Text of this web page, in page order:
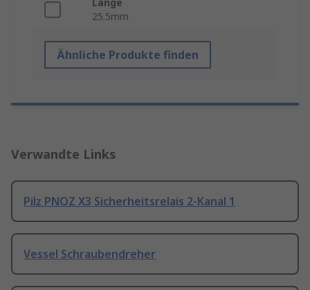
Länge
25.5mm
Ähnliche Produkte finden
Verwandte Links
Pilz PNOZ X3 Sicherheitsrelais 2-Kanal 1
Vessel Schraubendreher